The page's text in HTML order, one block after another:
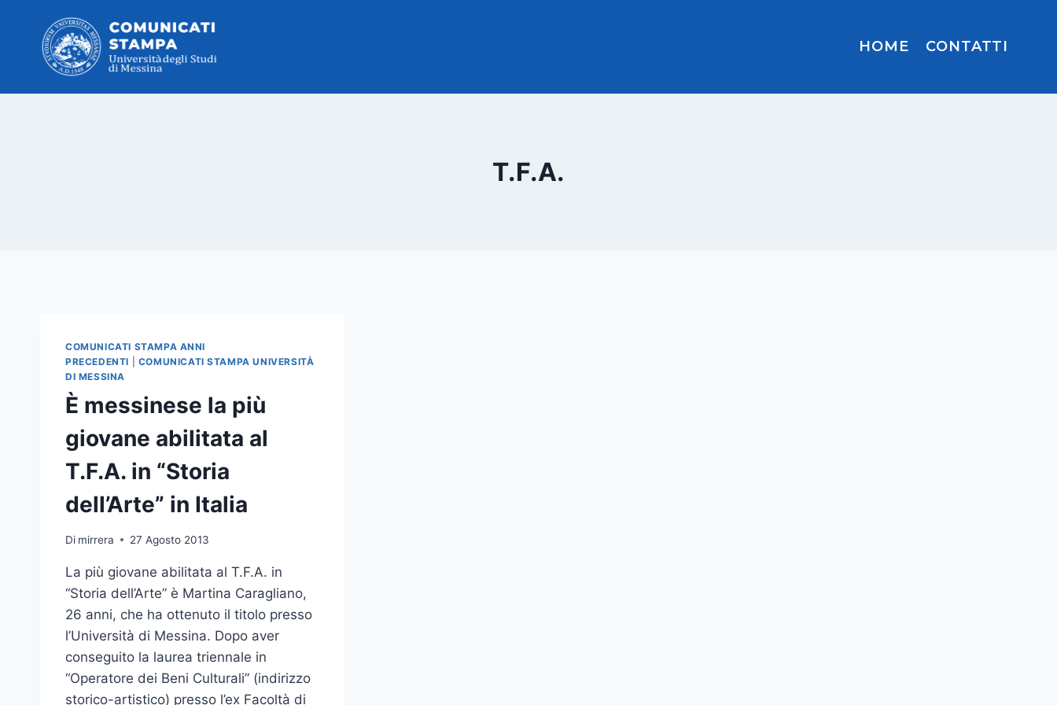
contenuto
HOME CONTATTI
T.F.A.
COMUNICATI STAMPA ANNI
PRECEDENTI
COMUNICATI STAMPA UNIVERSITÀ
DI MESSINA
È messinese la più
giovane abilitata al
T.F.A. in “Storia
dell’Arte” in Italia
Di mirrera 27 Agosto 2013
La più giovane abilitata al T.F.A. in
“Storia dell’Arte” è Martina Caragliano,
26 anni, che ha ottenuto il titolo presso
l’Università di Messina. Dopo aver
conseguito la laurea triennale in
“Operatore dei Beni Culturali” (indirizzo
storico-artistico) presso l’ex Facoltà di